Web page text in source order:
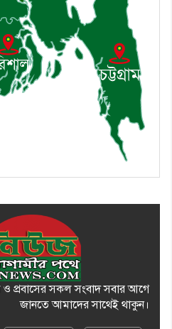
নেতা ড. খন্দকার
হোসেনের মূল্যায়ন কোথায়
বিশ্লেষণ
প্রবাসের সকল সংবাদ সবার আগে
জানতে আমাদের সাথেই থাকুন।